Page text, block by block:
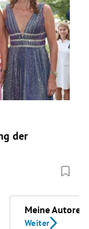
der
Meine Autoren
Weiter